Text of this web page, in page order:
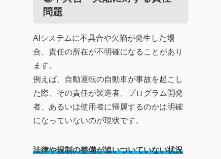
問題
AIシステムに不具合や欠陥が発生した場
合、責任の所在が不明確になることがあり
ます。
例えば、自動運転の自動車が事故を起こし
た際、その責任が製造者、プログラム開発
者、あるいは使用者に帰属するのかは明確
になっていないのが現状です。
法律や規制の整備が追いついていない状況